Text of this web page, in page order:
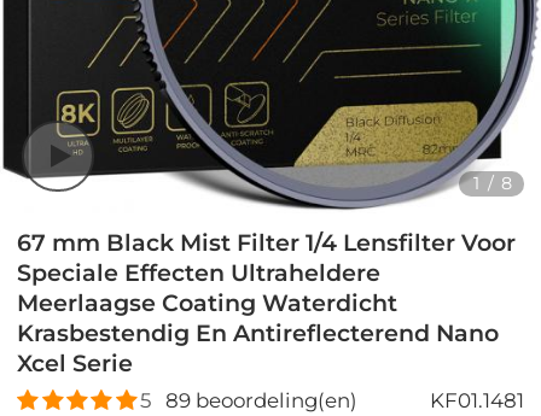
1 / 8
67 mm Black Mist Filter 1/4 Lensfilter Voor
Speciale Effecten Ultraheldere
Meerlaagse Coating Waterdicht
Krasbestendig En Antireflecterend Nano
Xcel Serie
5 89beoordeling(en) KF01.1481